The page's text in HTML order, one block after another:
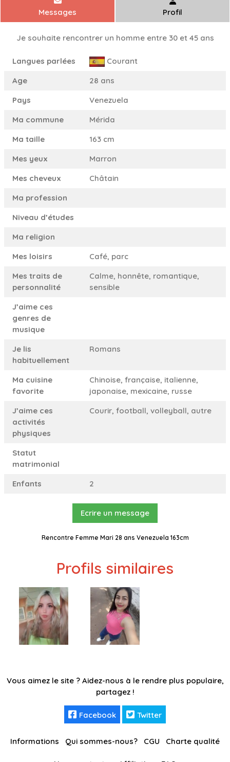
Messages Profil
Je souhaite rencontrer un homme entre 30 et 45 ans
Langues parlées
Courant
Age
28 ans
Pays
Venezuela
Ma commune
Mérida
Ma taille
163 cm
Mes yeux
Marron
Mes cheveux
Châtain
Ma profession
Niveau d’études
Ma religion
Mes loisirs
Café, parc
Mes traits de
personnalité
Calme, honnête, romantique,
sensible
J’aime ces
genres de
musique
Je lis
habituellement
Romans
Ma cuisine
favorite
Chinoise, française, italienne,
japonaise, mexicaine, russe
J’aime ces
activités
physiques
Courir, football, volleyball, autre
Statut
matrimonial
Enfants
2
Ecrire un message
Rencontre Femme Mari 28 ans Venezuela 163cm
Profils similaires
Vous aimez le site ? Aidez-nous à le rendre plus populaire,
partagez !
Facebook Twitter
Informations Qui sommes-nous? CGU Charte qualité